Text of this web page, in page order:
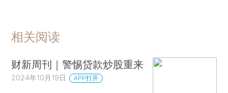
相关阅读
财新周刊｜警惕贷款炒股重来
2024年10月19日 APP打开